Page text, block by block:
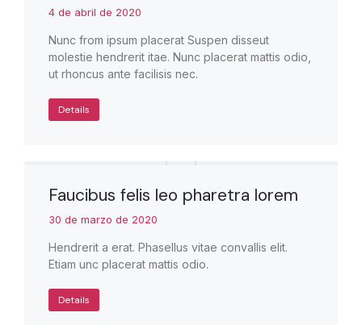
4 de abril de 2020
Nunc from ipsum placerat Suspen disseut
molestie hendrerit itae. Nunc placerat mattis odio,
ut rhoncus ante facilisis nec.
Details
Faucibus felis leo pharetra lorem
30 de marzo de 2020
Hendrerit a erat. Phasellus vitae convallis elit.
Etiam unc placerat mattis odio.
Details